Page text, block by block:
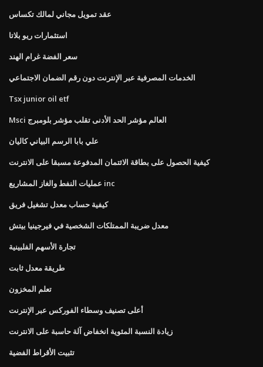
عقد تمويل مجاني لمالك تكساس
استثمارات ريو بلاتا
سعر الفضة غرام الهند
الخدمات المصرفية عبر الإنترنت دون رقم الضمان الاجتماعي
Tsx junior oil etf
Msci العالم مؤشر الحد الأدنى تقلب مؤشر بلومبرج
علي بابا الرسم البياني كاليان
كيفية الحصول على بطاقة الائتمان المدفوعة مسبقا على الانترنت
عمليات النفط والغاز المشاريع inc
كيفية حساب معدل تشغيل فريق
معدل ضريبة الممتلكات الشخصية في فيرجينيا بيتش
تجارة الأسهم الفلبينية
طريقة معدل ثابت
تعلم المخزون
أعلى تصنيف وسطاء الفوركس عبر الإنترنت
زيادة النسبة المئوية انخفاض آلة حاسبة على الانترنت
تثبيت الأقراط الفضية